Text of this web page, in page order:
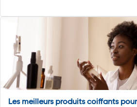
Les meilleurs produits coiffants